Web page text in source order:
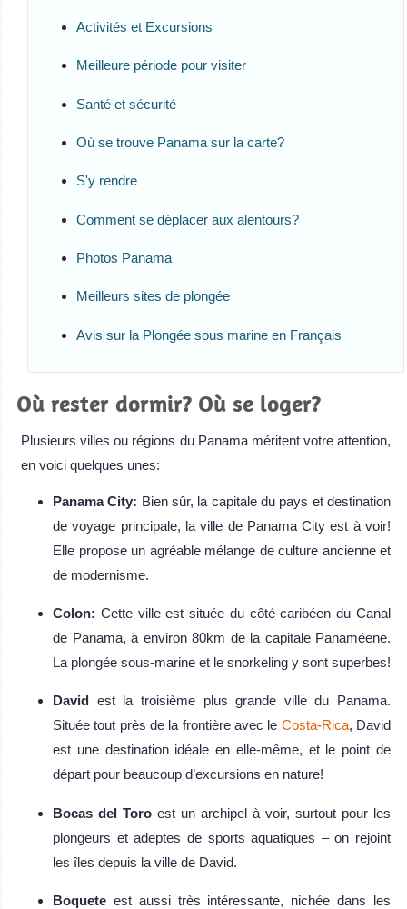
Activités et Excursions
Meilleure période pour visiter
Santé et sécurité
Où se trouve Panama sur la carte?
S'y rendre
Comment se déplacer aux alentours?
Photos Panama
Meilleurs sites de plongée
Avis sur la Plongée sous marine en Français
Où rester dormir? Où se loger?
Plusieurs villes ou régions du Panama méritent votre attention,
en voici quelques unes:
Panama City: Bien sûr, la capitale du pays et destination
de voyage principale, la ville de Panama City est à voir!
Elle propose un agréable mélange de culture ancienne et
de modernisme.
Colon: Cette ville est située du côté caribéen du Canal
de Panama, à environ 80km de la capitale Panaméene.
La plongée sous-marine et le snorkeling y sont superbes!
David est la troisième plus grande ville du Panama.
Située tout près de la frontière avec le Costa-Rica, David
est une destination idéale en elle-même, et le point de
départ pour beaucoup d’excursions en nature!
Bocas del Toro est un archipel à voir, surtout pour les
plongeurs et adeptes de sports aquatiques – on rejoint
les îles depuis la ville de David.
Boquete est aussi très intéressante, nichée dans les